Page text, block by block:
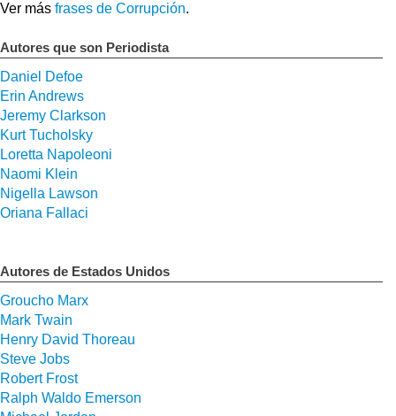
Ver más frases de Corrupción.
Autores que son Periodista
Daniel Defoe
Erin Andrews
Jeremy Clarkson
Kurt Tucholsky
Loretta Napoleoni
Naomi Klein
Nigella Lawson
Oriana Fallaci
Autores de Estados Unidos
Groucho Marx
Mark Twain
Henry David Thoreau
Steve Jobs
Robert Frost
Ralph Waldo Emerson